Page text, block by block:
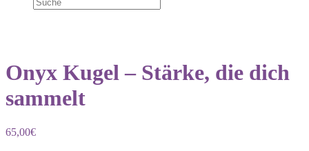
Onyx Kugel – Stärke, die dich
sammelt
65,00€